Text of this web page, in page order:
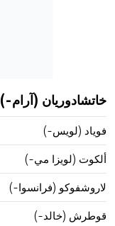
خاتشادوريان (آرام-)
فوياد (لويس-)
ألكوت (لويزا مي-)
لاروشفوكو (فرانسوا-)
قوطرش (خالد-)